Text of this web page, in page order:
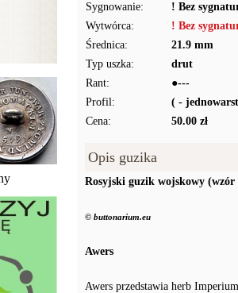
Sygnowanie:
! Bez
Wytwórca:
! Bez
Średnica:
21.9 mm
Typ uszka:
drut
Rant:
●---
Profil:
( -
Cena:
50.00 zł
Opis guzika
Rosyjski guzik wojskowy (wzór
© buttonarium.eu
Awers
Awers przedstawia herb